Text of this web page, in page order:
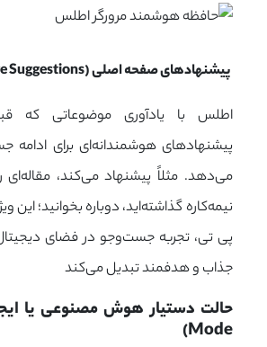
پیشنهادهای صفحه اصلی (Home Page Suggestions)
اطلس با یادآوری موضوعاتی که
پیشنهادهای هوشمندانه‌ای برای ادامه
می‌دهد. مثلاً پیشنهاد می‌کند، مقاله‌ای
نیمه‌کاره گذاشته‌اید، دوباره بخوانید؛
پی تی، تجربه جست‌وجو در فضای
جذاب و هدفمند تبدیل می‌کند
Mode)